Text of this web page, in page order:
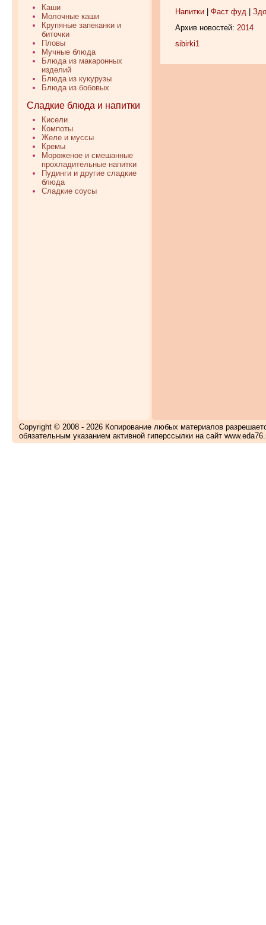
Каши
Молочные каши
Крупяные запеканки и
биточки
Пловы
Мучные блюда
Блюда из макаронных
изделий
Блюда из кукурузы
Блюда из бобовых
Сладкие блюда и напитки
Кисели
Компоты
Желе и муссы
Кремы
Мороженое и смешанные
прохладительные напитки
Пудинги и другие сладкие
блюда
Сладкие соусы
Напитки | Фаст фуд |
Архив новостей: 2014
sibirki1
Copyright © 2008 - 2026 Копирование любых материалов
обязательным указанием активной гиперссылки на сайт